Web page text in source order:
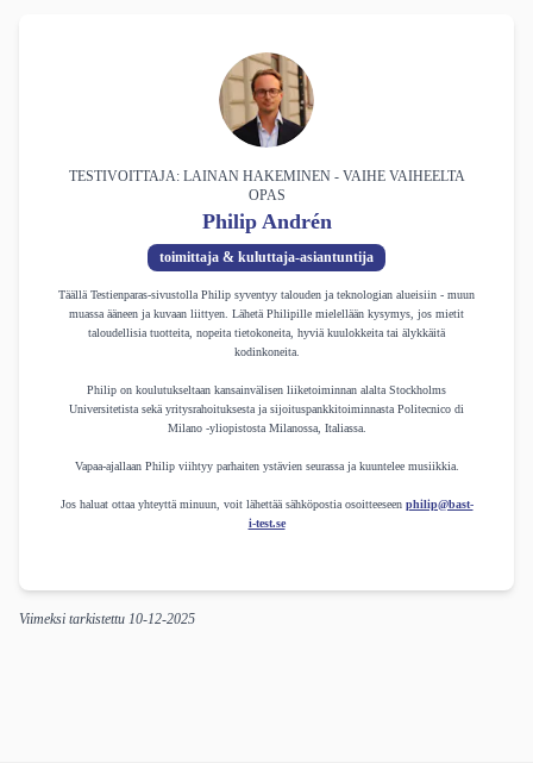
TESTIVOITTAJA: LAINAN HAKEMINEN - VAIHE VAIHEELTA
OPAS
Philip Andrén
toimittaja & kuluttaja-asiantuntija
Täällä Testienparas-sivustolla Philip syventyy talouden ja teknologian alueisiin - muun
muassa ääneen ja kuvaan liittyen. Lähetä Philipille mielellään kysymys, jos mietit
taloudellisia tuotteita, nopeita tietokoneita, hyviä kuulokkeita tai älykkäitä
kodinkoneita.
Philip on koulutukseltaan kansainvälisen liiketoiminnan alalta Stockholms
Universitetista sekä yritysrahoituksesta ja sijoituspankkitoiminnasta Politecnico di
Milano -yliopistosta Milanossa, Italiassa.
Vapaa-ajallaan Philip viihtyy parhaiten ystävien seurassa ja kuuntelee musiikkia.
Jos haluat ottaa yhteyttä minuun, voit lähettää sähköpostia osoitteeseen philip@bast-
i-test.se
Viimeksi tarkistettu 10-12-2025